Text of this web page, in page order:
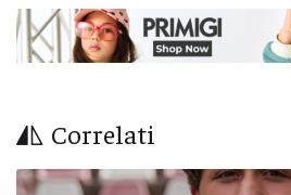
Correlati